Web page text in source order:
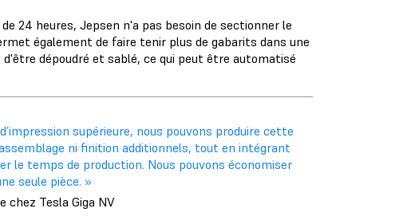
24 heures, Jepsen n'a pas besoin de sectionner le
également de faire tenir plus de gabarits dans une
dépoudré et sablé, ce qui peut être automatisé
supérieure, nous pouvons produire cette
ni finition additionnels, tout en intégrant
le temps de production. Nous pouvons économiser
seule pièce. »
chez Tesla Giga NV